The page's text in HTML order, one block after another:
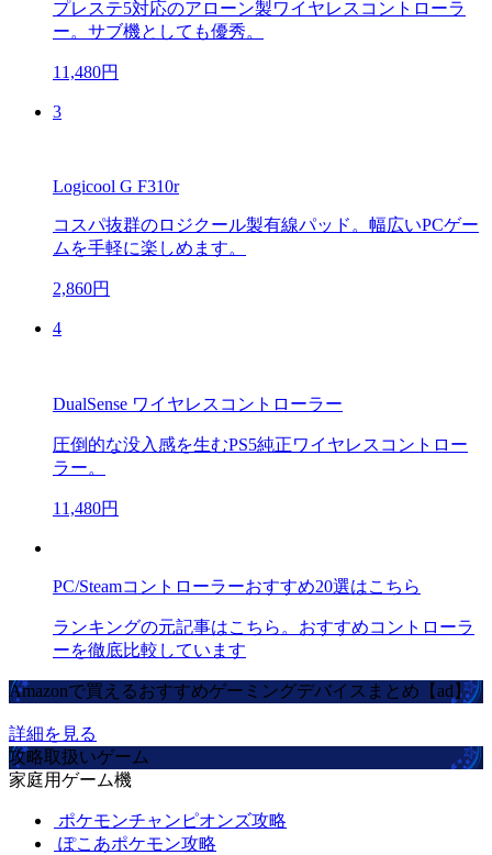
プレステ5対応のアローン製ワイヤレスコントローラ
ー。サブ機としても優秀。
11,480円
3
Logicool G F310r
コスパ抜群のロジクール製有線パッド。幅広いPCゲー
ムを手軽に楽しめます。
2,860円
4
DualSense ワイヤレスコントローラー
圧倒的な没入感を生むPS5純正ワイヤレスコントロー
ラー。
11,480円
PC/Steamコントローラーおすすめ20選はこちら
ランキングの元記事はこちら。おすすめコントローラ
ーを徹底比較しています
Amazonで買えるおすすめゲーミングデバイスまとめ【ad】
詳細を見る
攻略取扱いゲーム
家庭用ゲーム機
ポケモンチャンピオンズ攻略
ぽこあポケモン攻略